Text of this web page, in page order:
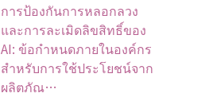
การป้องกันการหลอกลวง
และการละเมิดลิขสิทธิ์ของ
AI: ข้อกำหนดภายในองค์กร
สำหรับการใช้ประโยชน์จาก
ผลิตภัณ…